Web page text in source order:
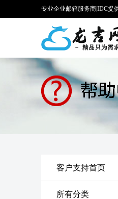
专业企业邮箱服务商|IDC提
客户支持首页
所有分类